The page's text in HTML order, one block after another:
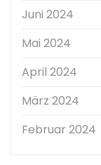
Juni 2024
Mai 2024
April 2024
März 2024
Februar 2024